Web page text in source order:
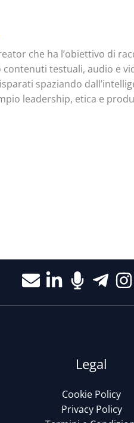
che ha l’obiettivo di
testuali, audio e
spaziando
leadership, etica e
Legal
Cookie Policy
Privacy Policy